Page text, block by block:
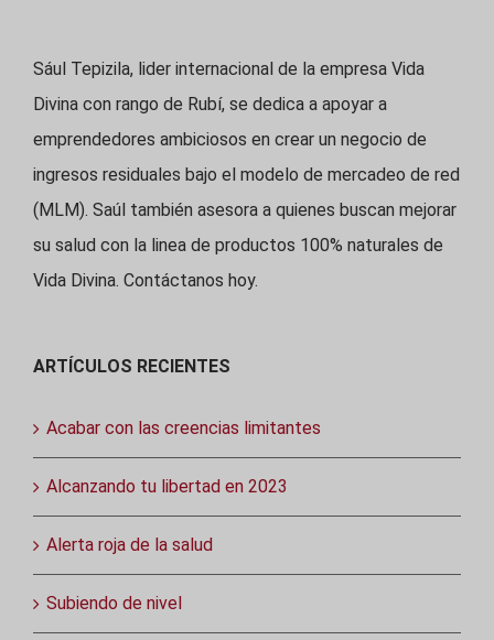
Sául Tepizila, lider internacional de la empresa Vida
Divina con rango de Rubí, se dedica a apoyar a
emprendedores ambiciosos en crear un negocio de
ingresos residuales bajo el modelo de mercadeo de red
(MLM). Saúl también asesora a quienes buscan mejorar
su salud con la linea de productos 100% naturales de
Vida Divina. Contáctanos hoy.
ARTÍCULOS RECIENTES
Acabar con las creencias limitantes
Alcanzando tu libertad en 2023
Alerta roja de la salud
Subiendo de nivel